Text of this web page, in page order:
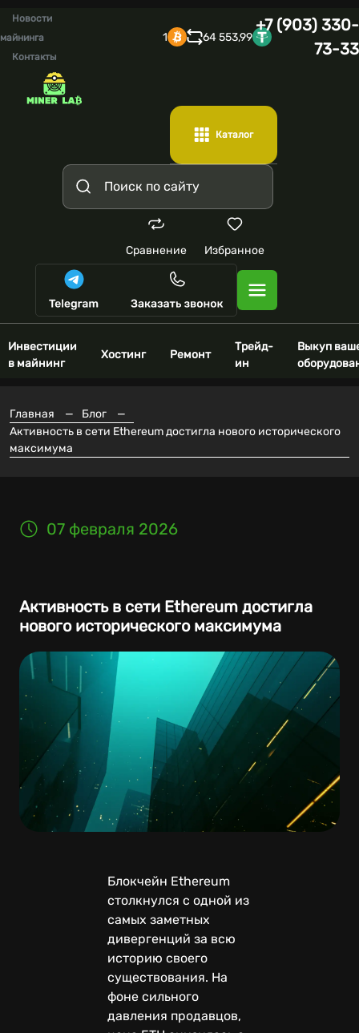
Новости
майнинга
Контакты
1 64 553,99
+7 (903) 330-
73-33
Каталог
Сравнение Избранное
Инвестиции
в майнинг
Хостинг Ремонт
Трейд-
ин
Выкуп
Главная — Блог
—
Активность в сети Ethereum достигла нового исторического
максимума
07 февраля 2026
Активность в сети Ethereum достигла
нового исторического максимума
Блокчейн Ethereum
столкнулся с одной из
самых заметных
дивергенций за всю
историю своего
существования. На
фоне сильного
давления продавцов,